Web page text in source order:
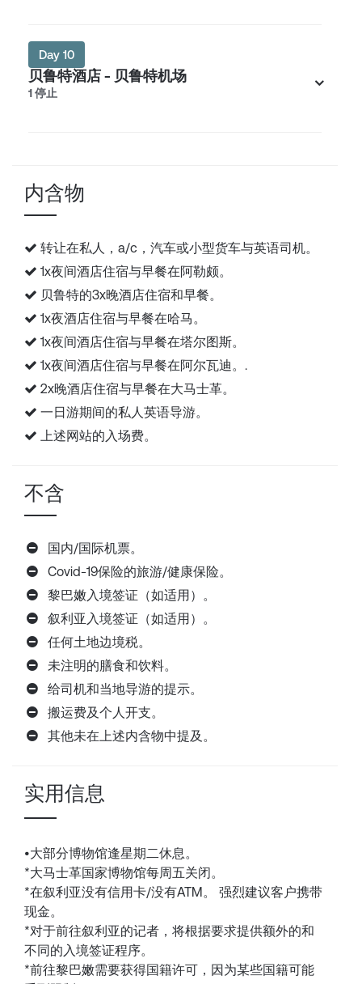
Day 10
贝鲁特酒店 - 贝鲁特机场
1 停止
内含物
转让在私人，a/c，汽车或小型货车与英语司机。
1x夜间酒店住宿与早餐在阿勒颇。
贝鲁特的3x晚酒店住宿和早餐。
1x夜酒店住宿与早餐在哈马。
1x夜间酒店住宿与早餐在塔尔图斯。
1x夜间酒店住宿与早餐在阿尔瓦迪。.
2x晚酒店住宿与早餐在大马士革。
一日游期间的私人英语导游。
上述网站的入场费。
不含
国内/国际机票。
Covid-19保险的旅游/健康保险。
黎巴嫩入境签证（如适用）。
叙利亚入境签证（如适用）。
任何土地边境税。
未注明的膳食和饮料。
给司机和当地导游的提示。
搬运费及个人开支。
其他未在上述内含物中提及。
实用信息
•大部分博物馆逢星期二休息。
*大马士革国家博物馆每周五关闭。
*在叙利亚没有信用卡/没有ATM。 强烈建议客户携带
现金。
*对于前往叙利亚的记者，将根据要求提供额外的和
不同的入境签证程序。
*前往黎巴嫩需要获得国籍许可，因为某些国籍可能